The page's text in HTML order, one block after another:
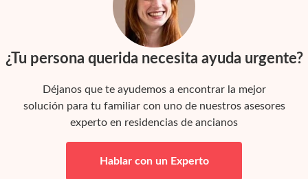
¿Tu persona querida necesita ayuda urgente?
Déjanos que te ayudemos a encontrar la mejor
solución para tu familiar con uno de nuestros asesores
experto en residencias de ancianos
Hablar con un Experto